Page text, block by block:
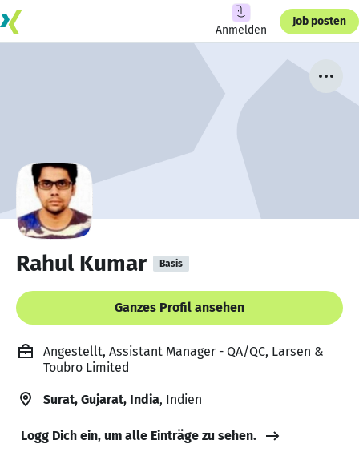
Anmelden
Job posten
Rahul Kumar Basis
Ganzes Profil ansehen
Angestellt, Assistant Manager - QA/QC, Larsen &
Toubro Limited
Surat, Gujarat, India, Indien
Logg Dich ein, um alle Einträge zu sehen.